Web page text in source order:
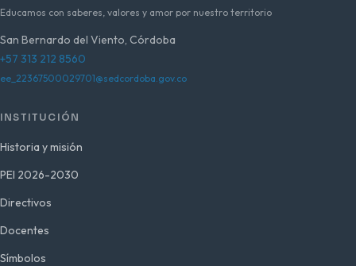
Educamos con saberes, valores y amor por nuestro territorio
San Bernardo del Viento, Córdoba
+57 313 212 8560
ee_22367500029701@sedcordoba.gov.co
INSTITUCIÓN
Historia y misión
PEI 2026-2030
Directivos
Docentes
Símbolos